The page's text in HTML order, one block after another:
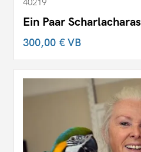
40219
Ein Paar Scharlacharas
300,00 €VB